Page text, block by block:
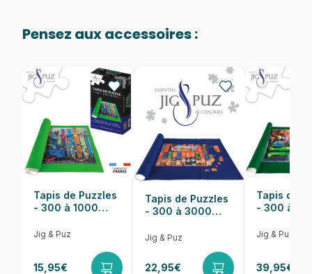
EAN 3700183427980
Nombre de pièces 50 pièces
Dimensions 29 x 21 cm
Pensez aux accessoires :
Tapis de Puzzles
- 300 à 1000
Jig & Puz
15,95€
Tapis de Puzzles
- 300 à 3000
Jig & Puz
22,95€
Tapis de
- 300 à
Jig & Puz
39,95€